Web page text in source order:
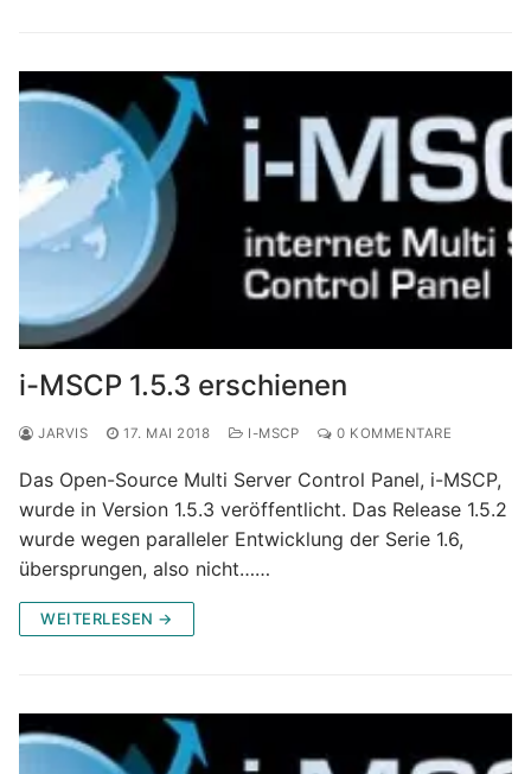
i-MSCP 1.5.3 erschienen
JARVIS 17. MAI 2018 I-MSCP 0 KOMMENTARE
Das Open-Source Multi Server Control Panel, i-MSCP,
wurde in Version 1.5.3 veröffentlicht. Das Release 1.5.2
wurde wegen paralleler Entwicklung der Serie 1.6,
übersprungen, also nicht……
WEITERLESEN →